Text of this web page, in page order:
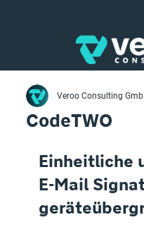
CodeTWO
Veroo Consulting
Einheitliche
E-Mail